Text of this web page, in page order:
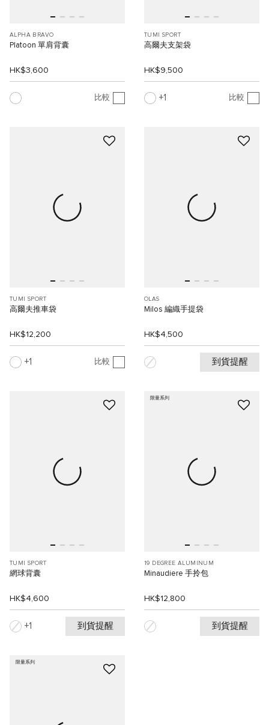
ALPHA BRAVO
Platoon 單肩背囊
HK$3,600
比較
TUMI SPORT
高爾夫支架袋
HK$9,500
1 比較
TUMI SPORT
高爾夫推車袋
HK$12,200
1 比較
OLAS
Milos 編織手提袋
HK$4,500
到貨提醒
TUMI SPORT
網球背囊
HK$4,600
1 到貨提醒
限量系列
19 DEGREE ALUMINUM
Minaudiere 手拎包
HK$12,800
到貨提醒
限量系列